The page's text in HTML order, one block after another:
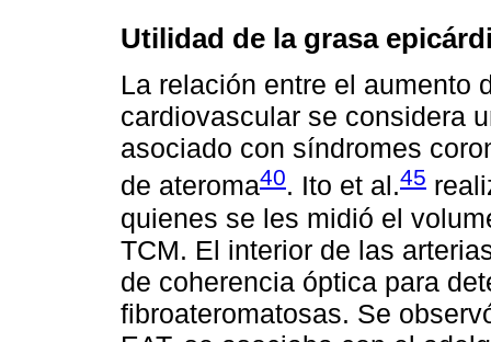
Utilidad de la grasa
La relación entre el aumento
cardiovascular se considera
asociado con síndromes
de ateroma40. Ito et al.45
quienes se les midió el
TCM. El interior de las
de coherencia óptica para
fibroateromatosas. Se